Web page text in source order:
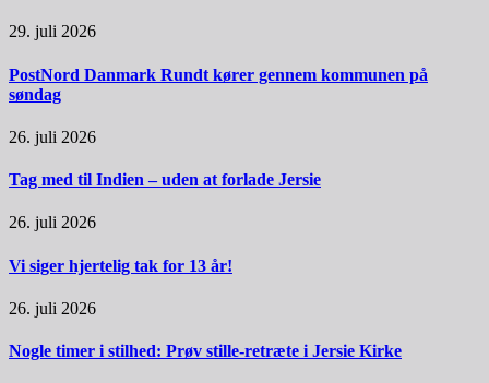
29. juli 2026
PostNord Danmark Rundt kører gennem kommunen på
søndag
26. juli 2026
Tag med til Indien – uden at forlade Jersie
26. juli 2026
Vi siger hjertelig tak for 13 år!
26. juli 2026
Nogle timer i stilhed: Prøv stille-retræte i Jersie Kirke